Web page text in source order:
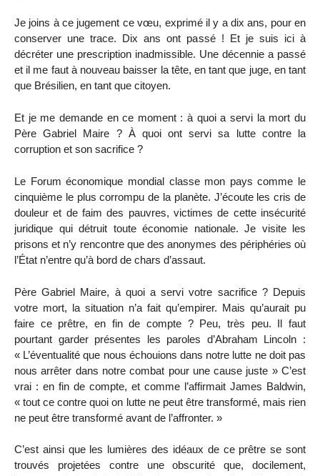
Je joins à ce jugement ce vœu, exprimé il y a dix ans, pour en
conserver une trace. Dix ans ont passé ! Et je suis ici à
décréter une prescription inadmissible. Une décennie a passé
et il me faut à nouveau baisser la tête, en tant que juge, en tant
que Brésilien, en tant que citoyen.
Et je me demande en ce moment : à quoi a servi la mort du
Père Gabriel Maire ? À quoi ont servi sa lutte contre la
corruption et son sacrifice ?
Le Forum économique mondial classe mon pays comme le
cinquième le plus corrompu de la planète. J’écoute les cris de
douleur et de faim des pauvres, victimes de cette insécurité
juridique qui détruit toute économie nationale. Je visite les
prisons et n’y rencontre que des anonymes des périphéries où
l’État n’entre qu’à bord de chars d’assaut.
Père Gabriel Maire, à quoi a servi votre sacrifice ? Depuis
votre mort, la situation n’a fait qu’empirer. Mais qu’aurait pu
faire ce prêtre, en fin de compte ? Peu, très peu. Il faut
pourtant garder présentes les paroles d’Abraham Lincoln :
« L’éventualité que nous échouions dans notre lutte ne doit pas
nous arrêter dans notre combat pour une cause juste » C’est
vrai : en fin de compte, et comme l’affirmait James Baldwin,
« tout ce contre quoi on lutte ne peut être transformé, mais rien
ne peut être transformé avant de l’affronter. »
C’est ainsi que les lumières des idéaux de ce prêtre se sont
trouvés projetées contre une obscurité que, docilement,